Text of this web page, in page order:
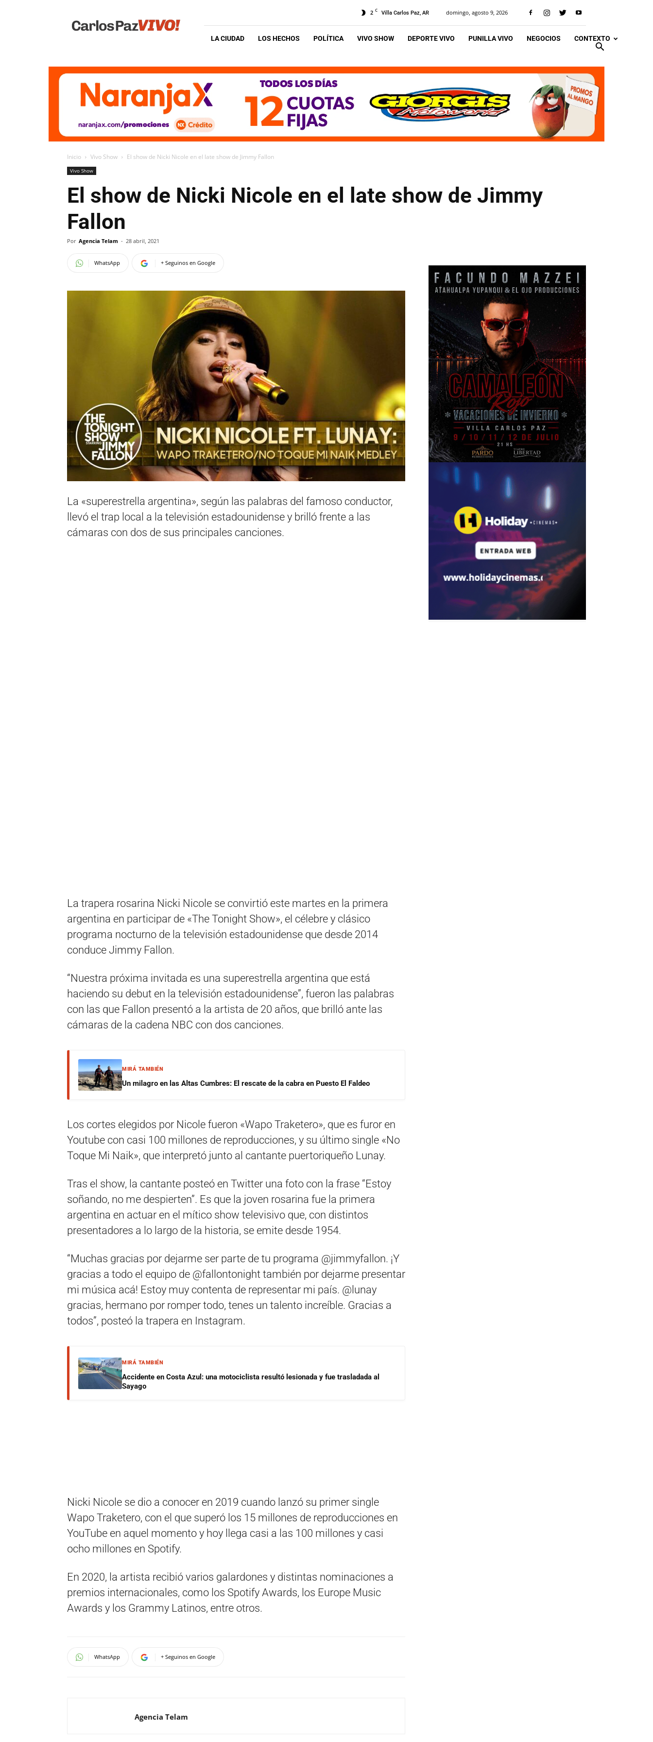
Vivo
2 C Villa Carlos Paz, AR domingo, agosto 9, 2026
LA CIUDAD LOS HECHOS POLÍTICA VIVO SHOW DEPORTE VIVO PUNILLA VIVO NEGOCIOS CONTEXTO
Inicio Vivo Show El show de Nicki Nicole en el late show de Jimmy Fallon
Vivo Show
El show de Nicki Nicole en el late show de Jimmy
Fallon
Por Agencia Telam - 28 abril, 2021
WhatsApp + Seguinos en Google
La «superestrella argentina», según las palabras del famoso conductor,
llevó el trap local a la televisión estadounidense y brilló frente a las
cámaras con dos de sus principales canciones.
La trapera rosarina Nicki Nicole se convirtió este martes en la primera
argentina en participar de «The Tonight Show», el célebre y clásico
programa nocturno de la televisión estadounidense que desde 2014
conduce Jimmy Fallon.
“Nuestra próxima invitada es una superestrella argentina que está
haciendo su debut en la televisión estadounidense”, fueron las palabras
con las que Fallon presentó a la artista de 20 años, que brilló ante las
cámaras de la cadena NBC con dos canciones.
MIRÁ TAMBIÉN
Un milagro en las Altas Cumbres: El rescate de la cabra en Puesto El Faldeo
Los cortes elegidos por Nicole fueron «Wapo Traketero», que es furor en
Youtube con casi 100 millones de reproducciones, y su último single «No
Toque Mi Naik», que interpretó junto al cantante puertoriqueño Lunay.
Tras el show, la cantante posteó en Twitter una foto con la frase “Estoy
soñando, no me despierten”. Es que la joven rosarina fue la primera
argentina en actuar en el mítico show televisivo que, con distintos
presentadores a lo largo de la historia, se emite desde 1954.
“Muchas gracias por dejarme ser parte de tu programa @jimmyfallon. ¡Y
gracias a todo el equipo de @fallontonight también por dejarme presentar
mi música acá! Estoy muy contenta de representar mi país. @lunay
gracias, hermano por romper todo, tenes un talento increíble. Gracias a
todos”, posteó la trapera en Instagram.
MIRÁ TAMBIÉN
Accidente en Costa Azul: una motociclista resultó lesionada y fue trasladada al
Sayago
Nicki Nicole se dio a conocer en 2019 cuando lanzó su primer single
Wapo Traketero, con el que superó los 15 millones de reproducciones en
YouTube en aquel momento y hoy llega casi a las 100 millones y casi
ocho millones en Spotify.
En 2020, la artista recibió varios galardones y distintas nominaciones a
premios internacionales, como los Spotify Awards, los Europe Music
Awards y los Grammy Latinos, entre otros.
WhatsApp + Seguinos en Google
Agencia Telam